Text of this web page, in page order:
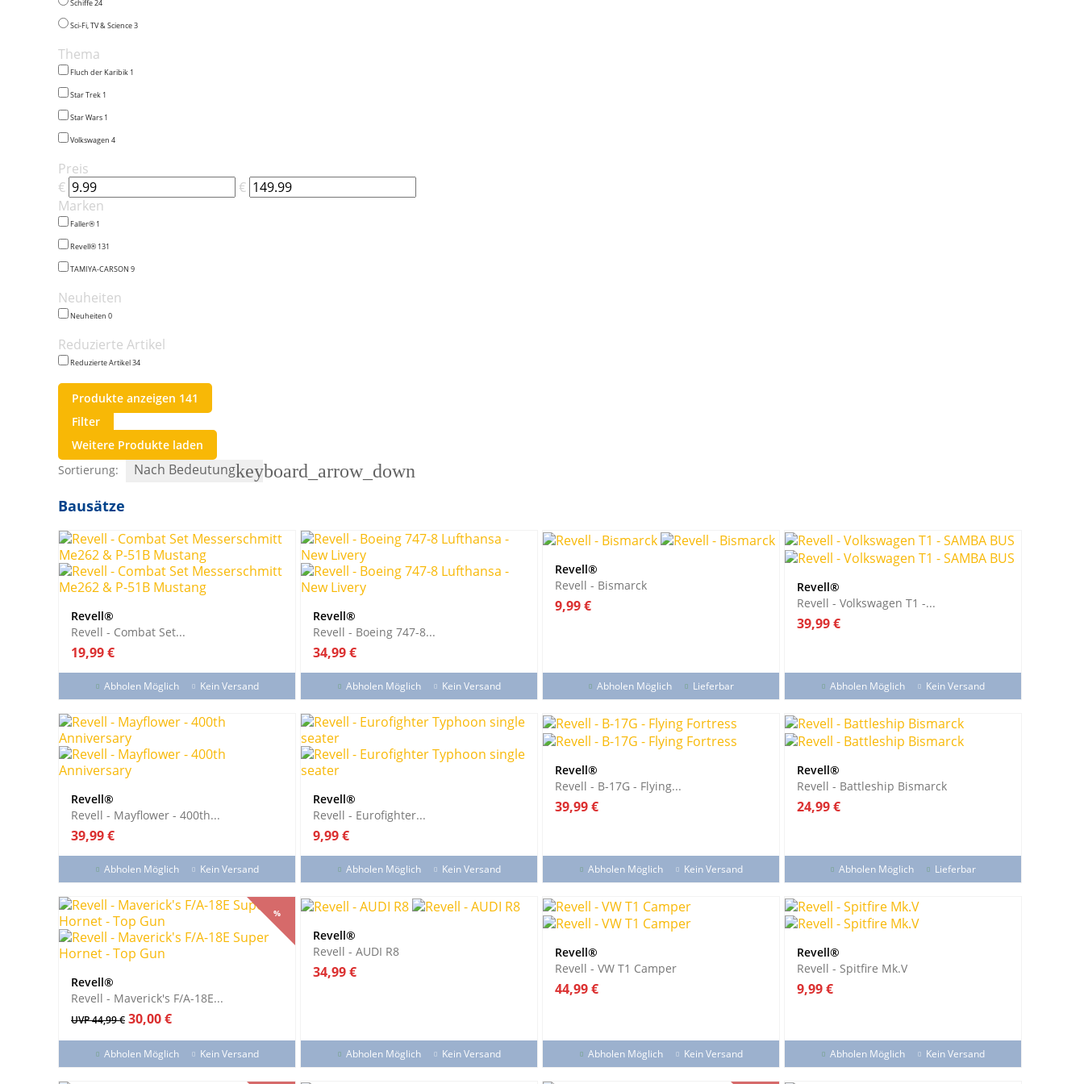
Schiffe24
Sci-Fi, TV & Science3
Thema
Fluch der Karibik 1
Star Trek 1
Star Wars 1
Volkswagen 4
Preis
€
€
Marken
Faller® 1
Revell® 131
TAMIYA-CARSON 9
Neuheiten
Neuheiten 0
Reduzierte Artikel
Reduzierte Artikel34
Produkte anzeigen 141
Filter
Weitere Produkte laden
Sortierung:
Nach Bedeutungkeyboard_arrow_down
Bausätze
Revell®
Revell - Combat Set...
Preis
19,99 €
Abholen Möglich Kein Versand
Revell®
Revell - Boeing 747-8...
Preis
34,99 €
Abholen Möglich Kein Versand
Revell®
Revell - Bismarck
Preis
9,99 €
Abholen Möglich Lieferbar
Revell®
Revell - Volkswagen T1 -...
Preis
39,99 €
Abholen Möglich Kein Versand
Revell®
Revell - Mayflower - 400th...
Preis
39,99 €
Abholen Möglich Kein Versand
Revell®
Revell - Eurofighter...
Preis
9,99 €
Abholen Möglich Kein Versand
Revell®
Revell - B-17G - Flying...
Preis
39,99 €
Abholen Möglich Kein Versand
Revell®
Revell - Battleship Bismarck
Preis
24,99 €
Abholen Möglich Lieferbar
Revell®
Revell - Maverick's F/A-18E...
Verkaufspreis
UVP 44,99 €
%
Preis
30,00 €
%
Abholen Möglich Kein Versand
Revell®
Revell - AUDI R8
Preis
34,99 €
Abholen Möglich Kein Versand
Revell®
Revell - VW T1 Camper
Preis
44,99 €
Abholen Möglich Kein Versand
Revell®
Revell - Spitfire Mk.V
Preis
9,99 €
Abholen Möglich Kein Versand